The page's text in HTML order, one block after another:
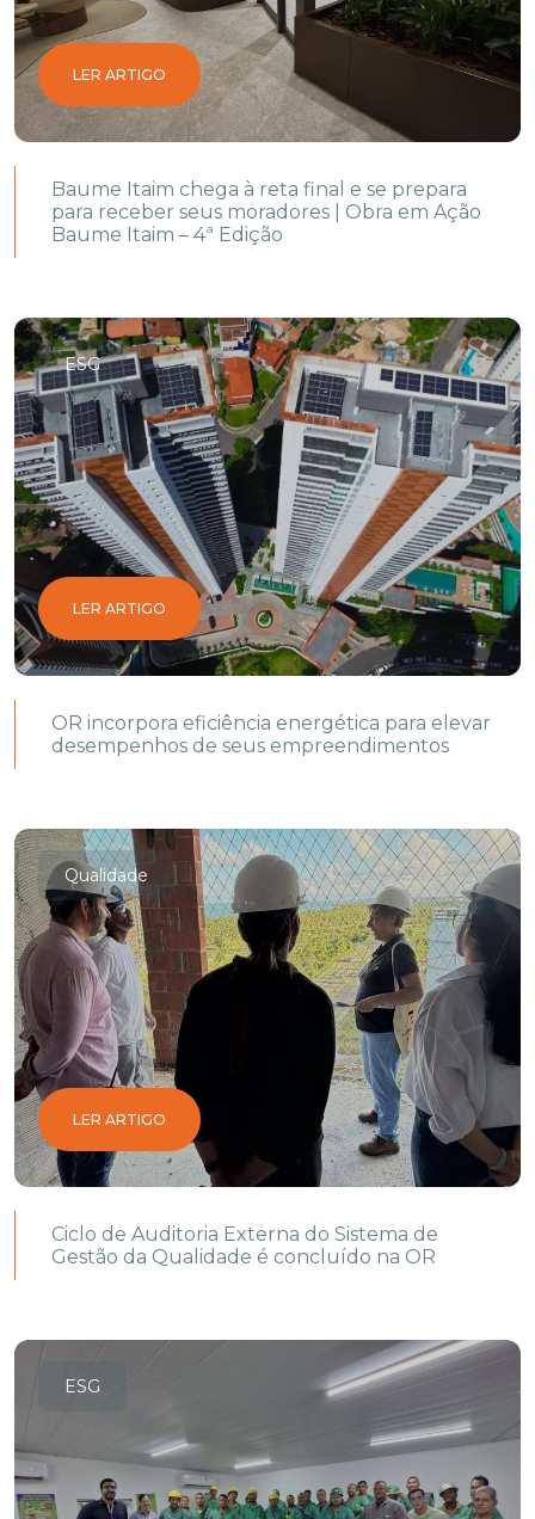
LER ARTIGO
Baume Itaim chega à reta final e se prepara
para receber seus moradores | Obra em Ação
Baume Itaim – 4ª Edição
ESG
LER ARTIGO
OR incorpora eficiência energética para elevar
desempenhos de seus empreendimentos
Qualidade
LER ARTIGO
Ciclo de Auditoria Externa do Sistema de
Gestão da Qualidade é concluído na OR
ESG